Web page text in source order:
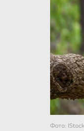
Фото: IStock